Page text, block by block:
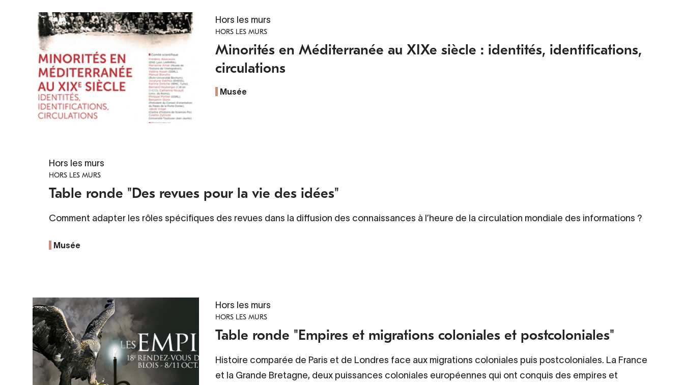
Hors les murs
HORS LES MURS
Minorités en Méditerranée au XIXe siècle : identités, identifications,
circulations
Musée
Hors les murs
HORS LES MURS
Table ronde "Des revues pour la vie des idées"
Comment adapter les rôles spécifiques des revues dans la diffusion des connaissances à l’heure de la circulation mondiale des informations ?
Musée
Hors les murs
HORS LES MURS
Table ronde "Empires et migrations coloniales et postcoloniales"
Histoire comparée de Paris et de Londres face aux migrations coloniales puis postcoloniales. La France
et la Grande Bretagne, deux puissances coloniales européennes qui ont conquis des empires et